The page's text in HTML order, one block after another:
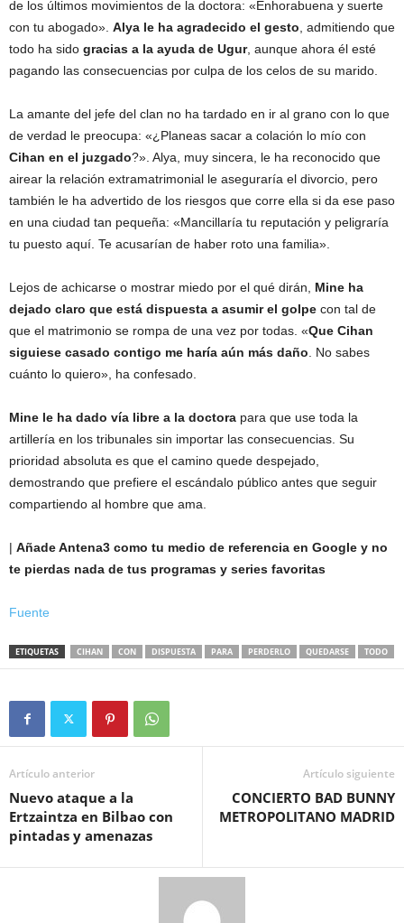
de los últimos movimientos de la doctora: «Enhorabuena y suerte
con tu abogado». Alya le ha agradecido el gesto , admitiendo que
todo ha sido gracias a la ayuda de Ugur, aunque ahora él esté
pagando las consecuencias por culpa de los celos de su marido.
La amante del jefe del clan no ha tardado en ir al grano con lo que
de verdad le preocupa: «¿Planeas sacar a colación lo mío con
Cihan en el juzgado?». Alya, muy sincera, le ha reconocido que
airear la relación extramatrimonial le aseguraría el divorcio, pero
también le ha advertido de los riesgos que corre ella si da ese paso
en una ciudad tan pequeña: «Mancillaría tu reputación y peligraría
tu puesto aquí. Te acusarían de haber roto una familia».
Lejos de achicarse o mostrar miedo por el qué dirán, Mine ha
dejado claro que está dispuesta a asumir el golpe con tal de
que el matrimonio se rompa de una vez por todas. «Que Cihan
siguiese casado contigo me haría aún más daño . No sabes
cuánto lo quiero», ha confesado.
Mine le ha dado vía libre a la doctora para que use toda la
artillería en los tribunales sin importar las consecuencias. Su
prioridad absoluta es que el camino quede despejado,
demostrando que prefiere el escándalo público antes que seguir
compartiendo al hombre que ama.
| Añade Antena3 como tu medio de referencia en Google y no
te pierdas nada de tus programas y series favoritas
Fuente
ETIQUETAS CIHAN CON DISPUESTA PARA PERDERLO QUEDARSE TODO
Artículo anterior
Nuevo ataque a la
Ertzaintza en Bilbao con
pintadas y amenazas
Artículo siguiente
CONCIERTO BAD BUNNY
METROPOLITANO MADRID